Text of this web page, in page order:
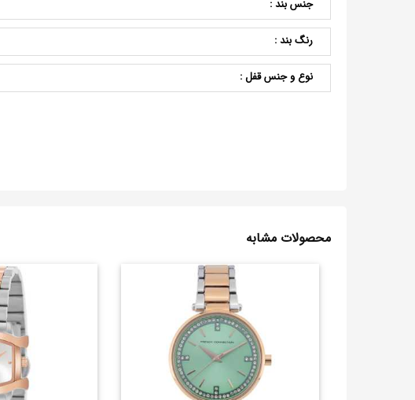
جنس بند :
رنگ بند :
نوع و جنس قفل :
محصولات مشابه